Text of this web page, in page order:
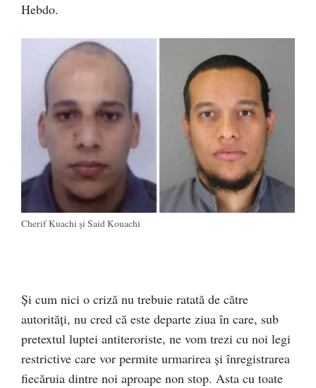
Hebdo.
Cherif Kuachi și Said Kouachi
Și cum nici o criză nu trebuie ratată de către
autorități, nu cred că este departe ziua în care, sub
pretextul luptei antiteroriste, ne vom trezi cu noi legi
restrictive care vor permite urmarirea și înregistrarea
fiecăruia dintre noi aproape non stop. Asta cu toate